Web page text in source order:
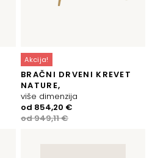
Akcija!
BRAČNI DRVENI KREVET
NATURE,
više dimenzija
od949,11€
Izvorna
cijena
od 854,20 €
Trenutna
cijena